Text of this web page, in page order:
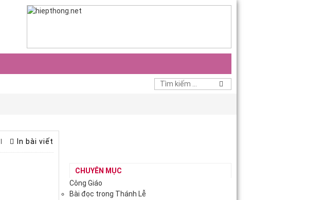
In bài viết
CHUYÊN MỤC
Công Giáo
Bài đọc trong Thánh Lễ